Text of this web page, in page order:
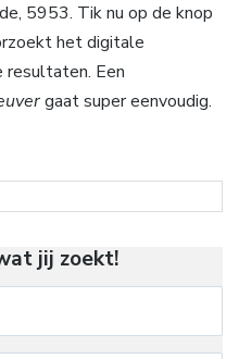
5953. Tik nu op de knop
het digitale
resultaten. Een
gaat super eenvoudig.
jij zoekt!